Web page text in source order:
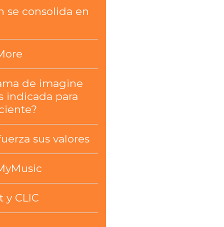
se consolida en
de imagine
indicada para
sus valores
y CLIC